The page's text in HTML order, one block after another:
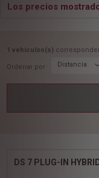
Los precios
1 vehiculos(s)
Ordenar por Distancia
DS 7 PLUG-IN